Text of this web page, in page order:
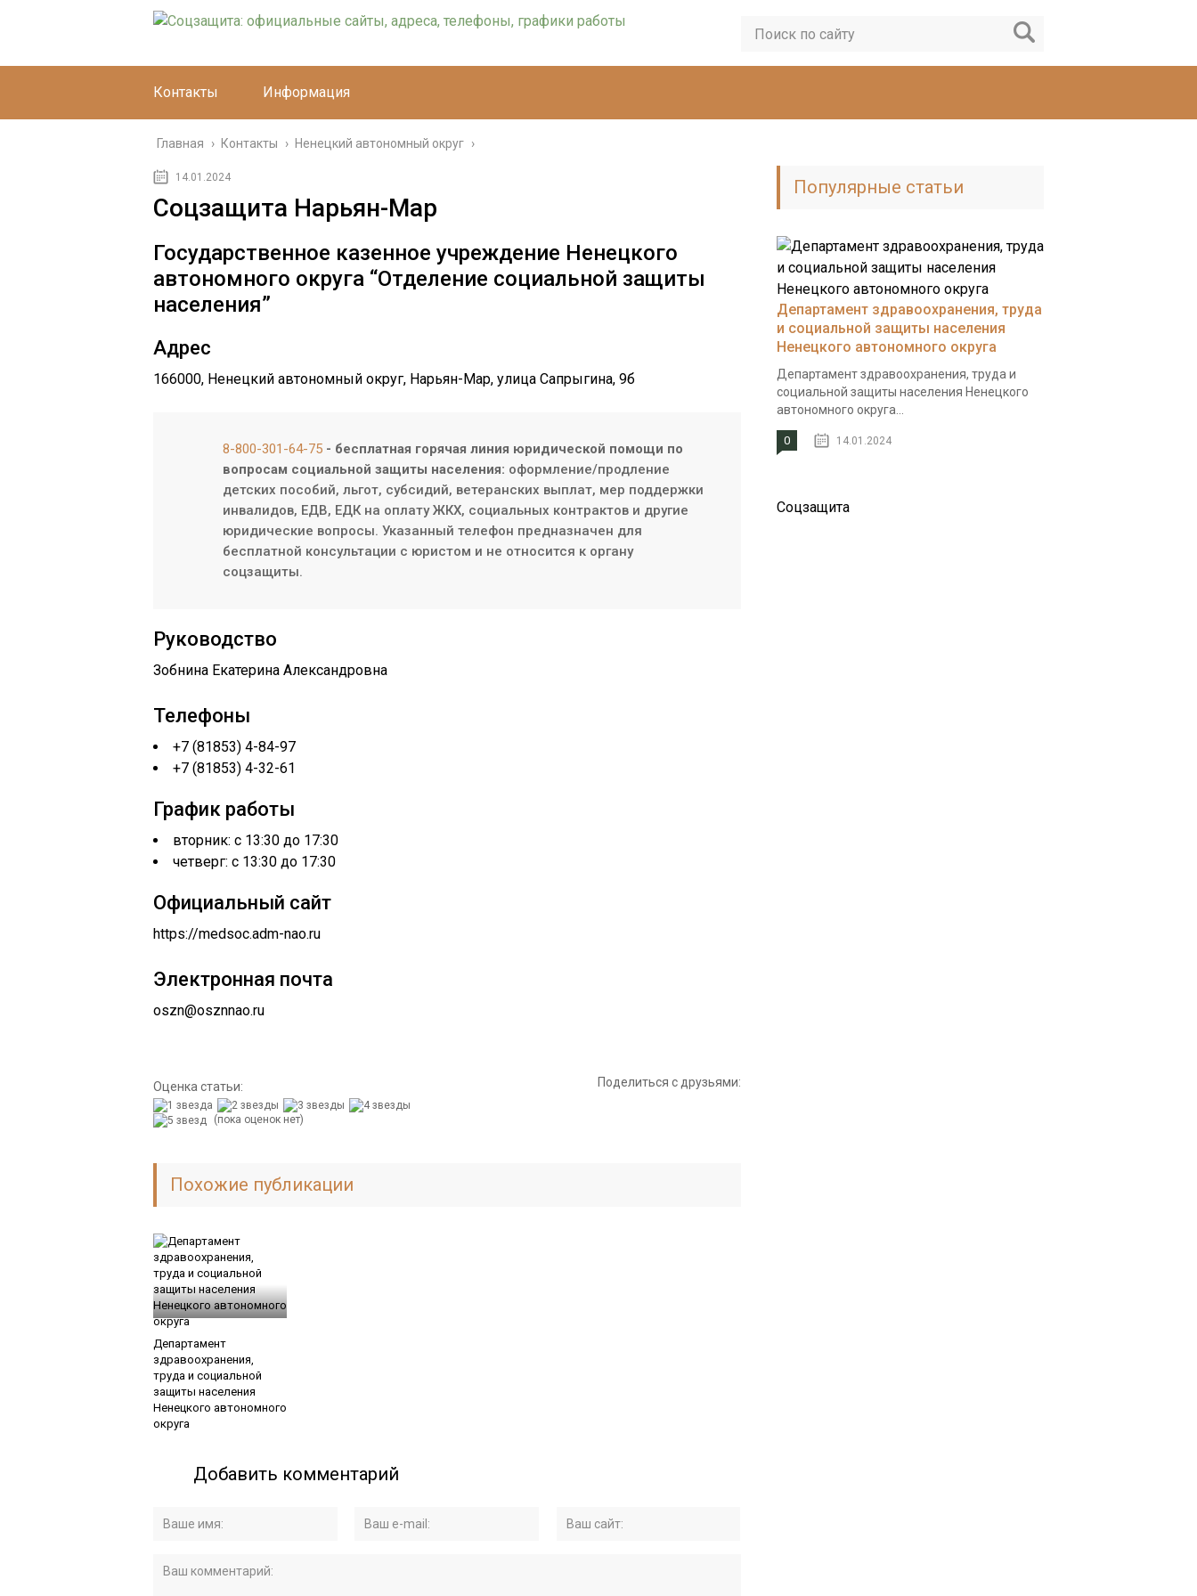
Контакты Информация
Главная › Контакты › Ненецкий автономный округ ›
14.01.2024
Соцзащита Нарьян-Мар
Государственное казенное учреждение Ненецкого
автономного округа “Отделение социальной защиты
населения”
Адрес
166000, Ненецкий автономный округ, Нарьян-Мар, улица Сапрыгина, 9б
8-800-301-64-75 - бесплатная горячая линия юридической помощи по
вопросам социальной защиты населения: оформление/продление
детских пособий, льгот, субсидий, ветеранских выплат, мер поддержки
инвалидов, ЕДВ, ЕДК на оплату ЖКХ, социальных контрактов и другие
юридические вопросы. Указанный телефон предназначен для
бесплатной консультации с юристом и не относится к органу
соцзащиты.
Руководство
Зобнина Екатерина Александровна
Телефоны
+7 (81853) 4-84-97
+7 (81853) 4-32-61
График работы
вторник: с 13:30 до 17:30
четверг: с 13:30 до 17:30
Официальный сайт
https://medsoc.adm-nao.ru
Электронная почта
oszn@osznnao.ru
Оценка статьи:
(пока оценок нет)
Поделиться с друзьями:
Похожие публикации
Департамент
здравоохранения,
труда и социальной
защиты населения
Ненецкого автономного
округа
Добавить комментарий
Популярные статьи
Департамент здравоохранения, труда
и социальной защиты населения
Ненецкого автономного округа
Департамент здравоохранения, труда и
социальной защиты населения Ненецкого
автономного округа...
0 14.01.2024
Соцзащита